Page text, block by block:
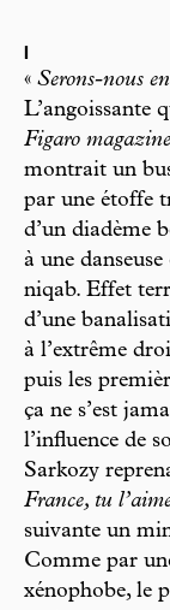
I
« Serons-nous
L’angoissante
Figaro magazine
montrait un
par une étoffe
d’un diadème
à une
niqab. Effet
d’une
à l’extrême
puis les
ça ne s’est
l’influence de
Sarkozy
France, tu
suivante un
Comme par
xénophobe, le